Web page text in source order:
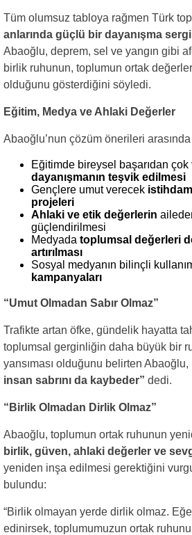
Tüm olumsuz tabloya rağmen Türk
anlarında güçlü bir dayanışma
Abaoğlu, deprem, sel ve yangın gibi
birlik ruhunun, toplumun ortak
olduğunu gösterdiğini söyledi.
Eğitim, Medya ve Ahlaki Değerler
Abaoğlu’nun çözüm önerileri arasında
Eğitimde bireysel başarıdan çok
dayanışmanın teşvik edilmesi
Gençlere umut verecek
projeleri
Ahlaki ve etik değerlerin
güçlendirilmesi
Medyada toplumsal değerleri
artırılması
Sosyal medyanın bilinçli
kampanyaları
“Umut Olmadan Sabır Olmaz”
Trafikte artan öfke, gündelik hayatta
toplumsal gerginliğin daha büyük bir
yansıması olduğunu belirten Abaoğlu,
insan sabrını da kaybeder” dedi.
“Birlik Olmadan Dirlik Olmaz”
Abaoğlu, toplumun ortak ruhunun
birlik, güven, ahlaki değerler ve
yeniden inşa edilmesi gerektiğini
bulundu:
“Birlik olmayan yerde dirlik olmaz.
edinirsek, toplumumuzun ortak